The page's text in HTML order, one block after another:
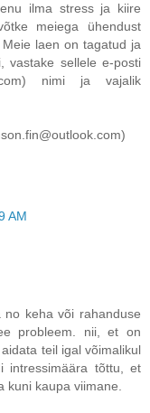
ilma stress ja kiire
meiega ühendust
laen on tagatud ja
vastake sellele e-posti
nimi ja vajalik
AM
keha või rahanduse
probleem. nii, et on
teil igal võimalikul
intressimäära tõttu, et
kuni kaupa viimane.